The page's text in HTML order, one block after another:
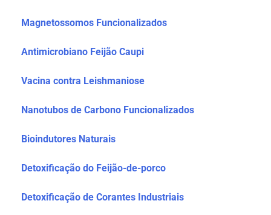
Magnetossomos Funcionalizados
Antimicrobiano Feijão Caupi
Vacina contra Leishmaniose
Nanotubos de Carbono Funcionalizados
Bioindutores Naturais
Detoxificação do Feijão-de-porco
Detoxificação de Corantes Industriais